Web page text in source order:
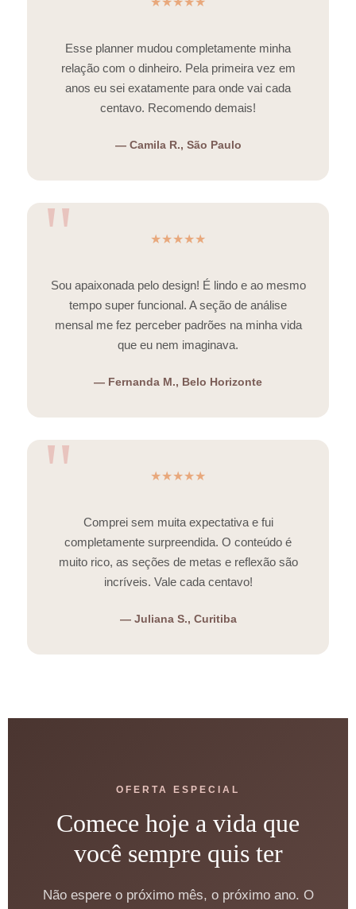
Esse planner mudou completamente minha
relação com o dinheiro. Pela primeira vez em
anos eu sei exatamente para onde vai cada
centavo. Recomendo demais!
— Camila R., São Paulo
★★★★★
Sou apaixonada pelo design! É lindo e ao mesmo
tempo super funcional. A seção de análise
mensal me fez perceber padrões na minha vida
que eu nem imaginava.
— Fernanda M., Belo Horizonte
★★★★★
Comprei sem muita expectativa e fui
completamente surpreendida. O conteúdo é
muito rico, as seções de metas e reflexão são
incríveis. Vale cada centavo!
— Juliana S., Curitiba
OFERTA ESPECIAL
Comece hoje a vida que
você sempre quis ter
Não espere o próximo mês, o próximo ano. O